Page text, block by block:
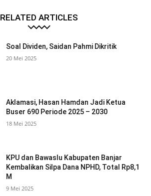
RELATED ARTICLES
Soal Dividen, Saidan Pahmi Dikritik
20 Mei 2025
Aklamasi, Hasan Hamdan Jadi Ketua
Buser 690 Periode 2025 – 2030
18 Mei 2025
KPU dan Bawaslu Kabupaten Banjar
Kembalikan Silpa Dana NPHD, Total Rp8,1
M
9 Mei 2025